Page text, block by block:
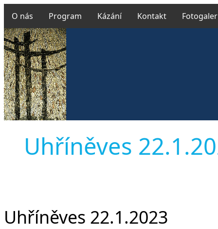
O nás Program Kázání Kontakt
Uhříněves
Uhříněves 22.1.2023